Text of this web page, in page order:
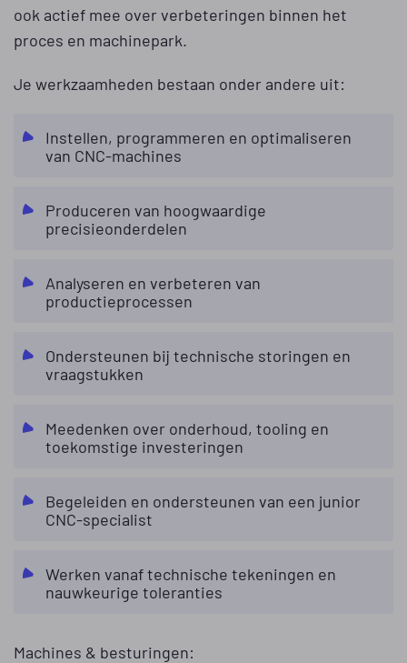
ook actief mee over verbeteringen binnen het
proces en machinepark.
Je werkzaamheden bestaan onder andere uit:
Instellen, programmeren en optimaliseren
van CNC-machines
Produceren van hoogwaardige
precisieonderdelen
Analyseren en verbeteren van
productieprocessen
Ondersteunen bij technische storingen en
vraagstukken
Meedenken over onderhoud, tooling en
toekomstige investeringen
Begeleiden en ondersteunen van een junior
CNC-specialist
Werken vanaf technische tekeningen en
nauwkeurige toleranties
Machines & besturingen: